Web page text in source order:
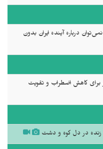
درباره آینده ایران بدون
برای کاهش اضطراب و تقویت
زنده در دل کوه و دشت